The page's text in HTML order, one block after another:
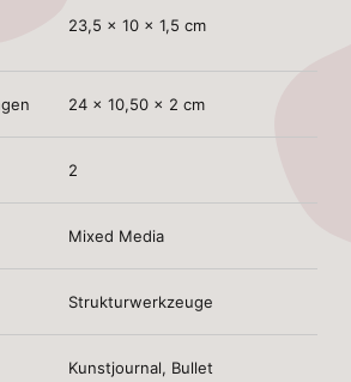
23,5 x 10 x 1,5 cm
24 x 10,50 x 2 cm
2
Mixed Media
Strukturwerkzeuge
Kunstjournal, Bullet